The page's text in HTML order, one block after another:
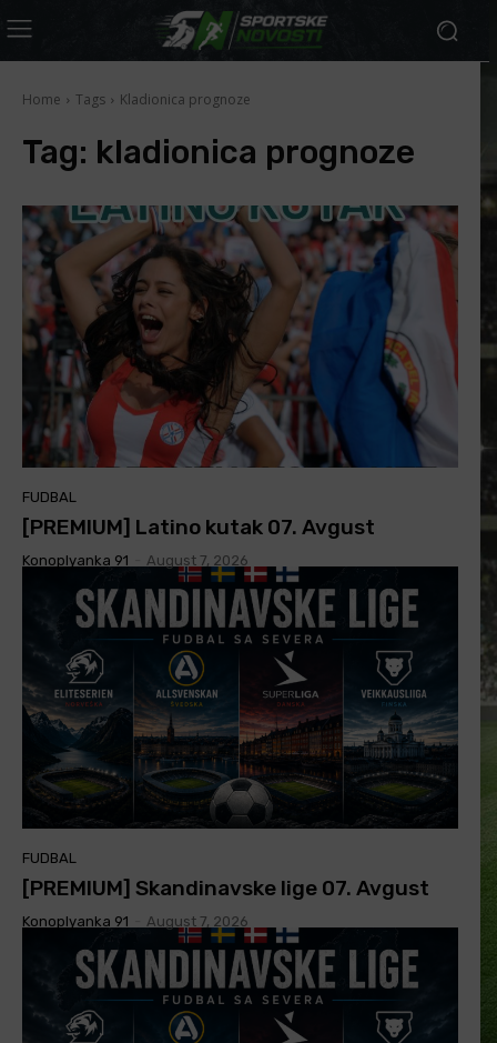
Home Tags Kladionica prognoze
Tag: kladionica prognoze
FUDBAL
[PREMIUM] Latino kutak 07. Avgust
Konoplyanka 91 August 7, 2026
FUDBAL
[PREMIUM] Skandinavske lige 07. Avgust
Konoplyanka 91 August 7, 2026